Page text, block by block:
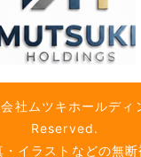
社ムツキホールディ
Reserved.
・イラストなどの無